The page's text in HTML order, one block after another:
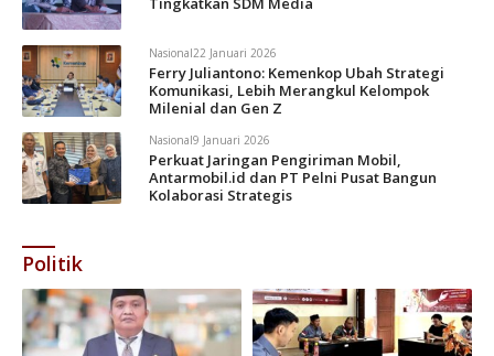
Nasional22 Januari 2026
Ferry Juliantono: Kemenkop Ubah Strategi
Komunikasi, Lebih Merangkul Kelompok
Milenial dan Gen Z
Nasional9 Januari 2026
Perkuat Jaringan Pengiriman Mobil,
Antarmobil.id dan PT Pelni Pusat Bangun
Kolaborasi Strategis
Politik